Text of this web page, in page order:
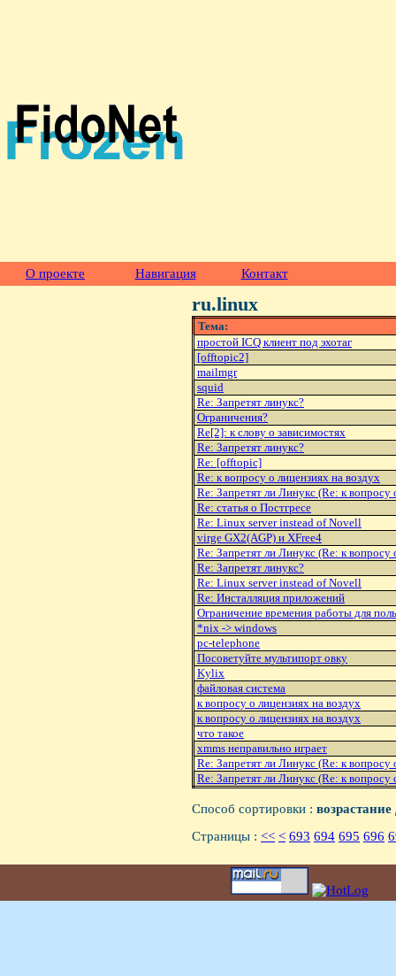
О проекте Навигация Контакт
ru.linux
Тема:
простой ICQ клиент под эхотаг
[offtopic2]
mailmgr
squid
Re: Запретят линукс?
Ограничения?
Re[2]: к слову о зависимостях
Re: Запретят линукс?
Re: [offtopic]
Re: к вопросу о лицензиях на воздух
Re: Запpетят ли Линукс (Re: к вопpосу
Re: статья о Постгресе
Re: Linux server instead of Novell
virge GX2(AGP) и XFree4
Re: Запpетят ли Линукс (Re: к вопpосу
Re: Запретят линукс?
Re: Linux server instead of Novell
Re: Инсталляция приложений
Ограничение времения работы для
*nix -> windows
pc-telephone
Посоветуйте мультипорт овку
Kylix
файловая система
к вопросу о лицензиях на воздух
к вопросу о лицензиях на воздух
что такое
xmms неправильно играет
Re: Запpетят ли Линукс (Re: к вопpосу
Re: Запpетят ли Линукс (Re: к вопpосу
Способ сортировки :
Страницы : << < 693 694 695 696